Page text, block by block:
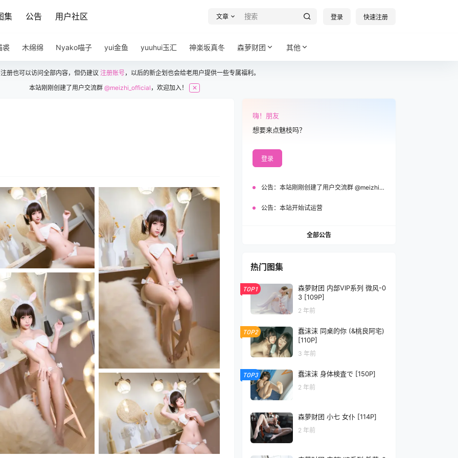
集 公告 用户社区 文章 登录 快速注册
裘 木绵绵 Nyako喵子 yui金鱼 yuuhui玉汇 神楽坂真冬 森萝财团 其他
册也可以访问全部内容，但仍建议 注册账号，以后的新企划也会给老用户提供一些专属福利。
本站刚刚创建了用户交流群@meizhi_official ，欢迎加入！ ✕
嗨！朋友
想要来点魅枝吗？
登录
公告： 本站刚刚创建了用户交流群 @meizhi_official，欢迎加入！
公告： 本站开始试运营
全部公告
热门图集
TOP1
森萝财团 内部VIP系列 微风-0
3 [109P]
2 年前
TOP2
蠢沫沫 同桌的你 (&桃良阿宅)
[110P]
3 年前
TOP3 蠢沫沫 身体検査で [150P]
2 年前
森萝财团 小七 女仆 [114P]
2 年前